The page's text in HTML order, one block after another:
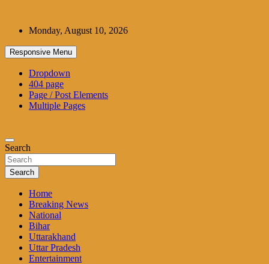
contentMonday, August 10, 2026
Responsive Menu
Dropdown
404 page
Page / Post Elements
Multiple Pages
Search
Search
Home
Breaking News
National
Bihar
Uttarakhand
Uttar Pradesh
Entertainment